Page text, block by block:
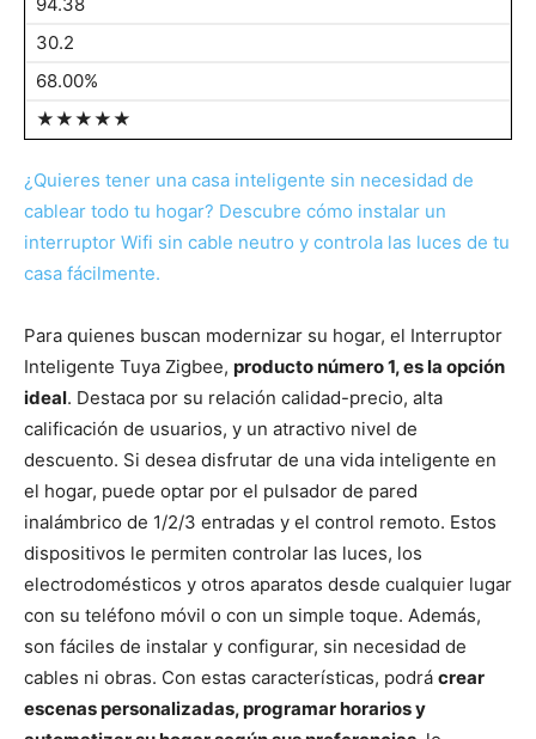
30.2
68.00%
★★★★★
¿Quieres tener una casa inteligente sin necesidad de
cablear todo tu hogar? Descubre cómo instalar un
interruptor Wifi sin cable neutro y controla las luces de tu
casa fácilmente.
Para quienes buscan modernizar su hogar, el Interruptor
Inteligente Tuya Zigbee, producto número 1, es la opción
ideal. Destaca por su relación calidad-precio, alta
calificación de usuarios, y un atractivo nivel de
descuento. Si desea disfrutar de una vida inteligente en
el hogar, puede optar por el pulsador de pared
inalámbrico de 1/2/3 entradas y el control remoto. Estos
dispositivos le permiten controlar las luces, los
electrodomésticos y otros aparatos desde cualquier lugar
con su teléfono móvil o con un simple toque. Además,
son fáciles de instalar y configurar, sin necesidad de
cables ni obras. Con estas características, podrá crear
escenas personalizadas, programar horarios y